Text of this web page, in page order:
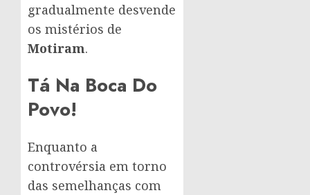
gradualmente desvende
os mistérios de
Motiram.
Tá Na Boca Do
Povo!
Enquanto a
controvérsia em torno
das semelhanças com